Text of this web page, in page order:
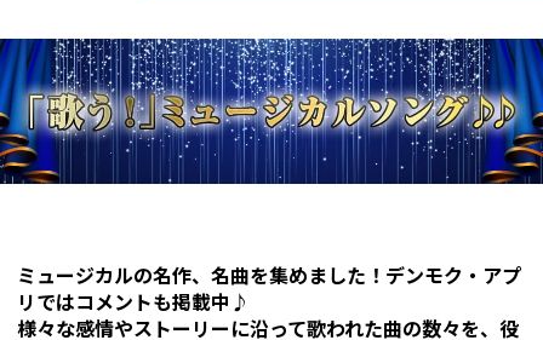
ミュージカルの名作、名曲を集めました！デンモク・アプ
リではコメントも掲載中♪
様々な感情やストーリーに沿って歌われた曲の数々を、役